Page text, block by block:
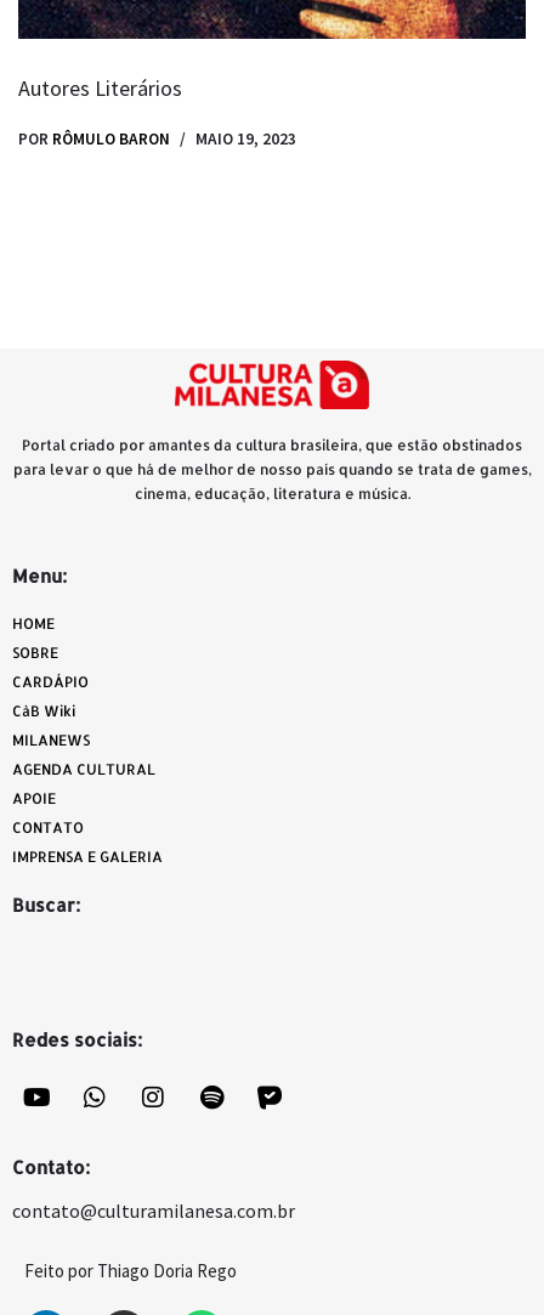
Autores Literários
POR RÔMULO BARON MAIO 19, 2023
Portal criado por amantes da cultura brasileira, que estão obstinados
para levar o que há de melhor de nosso país quando se trata de games,
cinema, educação, literatura e música.
Menu:
HOME
SOBRE
CARDÁPIO
CàB Wiki
MILANEWS
AGENDA CULTURAL
APOIE
CONTATO
IMPRENSA E GALERIA
Buscar:
Redes sociais:
Contato:
contato@culturamilanesa.com.br
Feito por Thiago Doria Rego